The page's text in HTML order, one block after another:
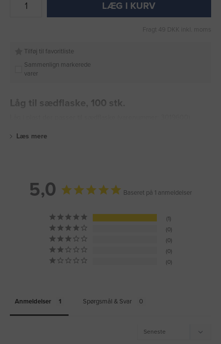
LÆG I KURV
Fragt 49 DKK inkl. moms
Tilføj til favoritliste
Sammenlign markerede
varer
Låg til sædflaske, 100 stk.
Læs mere
5,0 Baseret på 1 anmeldelser
1
0
0
0
0
Anmeldelser Spørgsmål & Svar